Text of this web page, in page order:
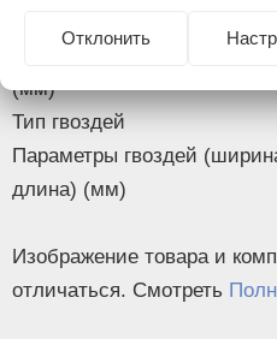
Параметры скоб (ширина/
(мм)
Тип гвоздей
Параметры гвоздей
длина) (мм)
Изображение товара и
отличаться. Смотреть
Отклонить